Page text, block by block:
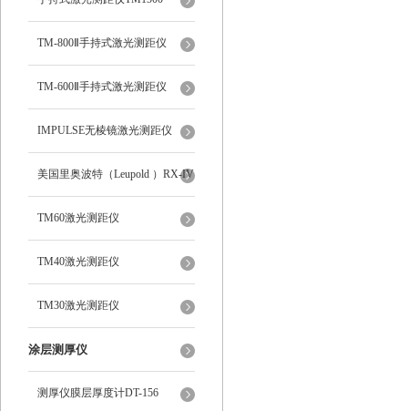
TM-800Ⅱ手持式激光测距仪
TM-600Ⅱ手持式激光测距仪
IMPULSE无棱镜激光测距仪
美国里奥波特（Leupold ）RX-IV
8倍数字式激光测距仪62840
TM60激光测距仪
TM40激光测距仪
TM30激光测距仪
涂层测厚仪
测厚仪膜层厚度计DT-156